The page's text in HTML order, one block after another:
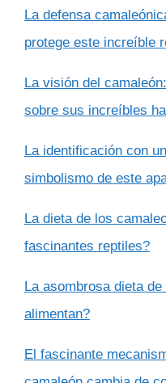
La defensa
protege este increíble
La visión del
sobre sus increíbles
La identificación con
simbolismo de este
La dieta de los
fascinantes reptiles?
La asombrosa dieta
alimentan?
El fascinante